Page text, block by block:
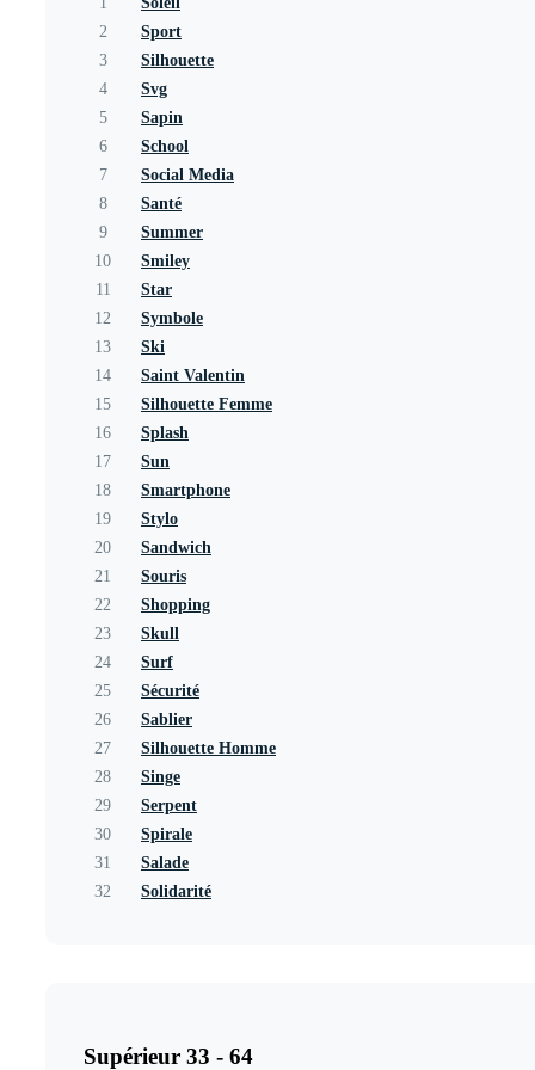
2
Sport
3
Silhouette
4
Svg
5
Sapin
6
School
7
Social Media
8
Santé
9
Summer
10
Smiley
11
Star
12
Symbole
13
Ski
14
Saint Valentin
15
Silhouette Femme
16
Splash
17
Sun
18
Smartphone
19
Stylo
20
Sandwich
21
Souris
22
Shopping
23
Skull
24
Surf
25
Sécurité
26
Sablier
27
Silhouette Homme
28
Singe
29
Serpent
30
Spirale
31
Salade
32
Solidarité
Supérieur 33 - 64